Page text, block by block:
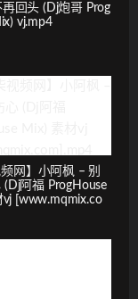
回头 (Dj炮哥 Prog
vj.mp4
频网】小阿枫 – 别
(Dj阿福 ProgHouse
vj [www.mqmix.co